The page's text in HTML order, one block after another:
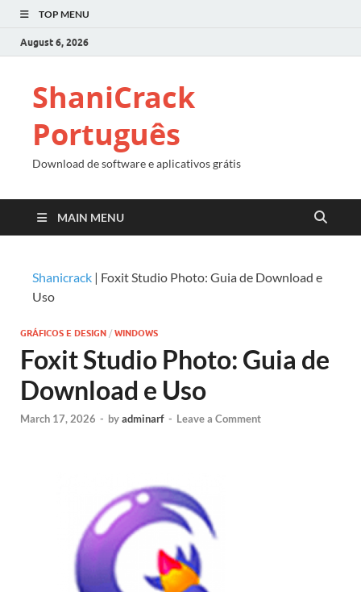
TOP MENU
August 6, 2026
ShaniCrack
Português
Download de software e aplicativos grátis
MAIN MENU
Shanicrack | Foxit Studio Photo: Guia de Download e
Uso
GRÁFICOS E DESIGN / WINDOWS
Foxit Studio Photo: Guia de
Download e Uso
March 17, 2026 - byadminarf - Leave a Comment